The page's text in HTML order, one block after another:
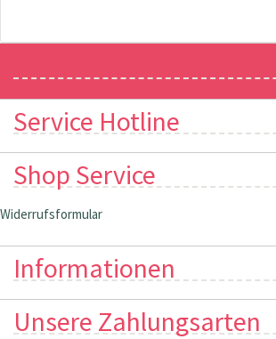
Service Hotline
Shop Service
Widerrufsformular
Informationen
Unsere Zahlungsarten